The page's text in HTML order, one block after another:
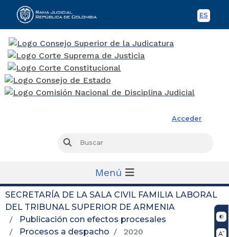
ES
Acceder
Buscar
Menú
SECRETARÍA DE LA SALA CIVIL FAMILIA LABORAL
DEL TRIBUNAL SUPERIOR DE ARMENIA
Publicación con efectos procesales
Procesos a despacho
2020